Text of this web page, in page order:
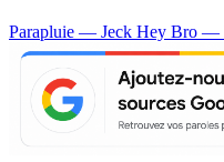
Parapluie — Jeck Hey Bro —